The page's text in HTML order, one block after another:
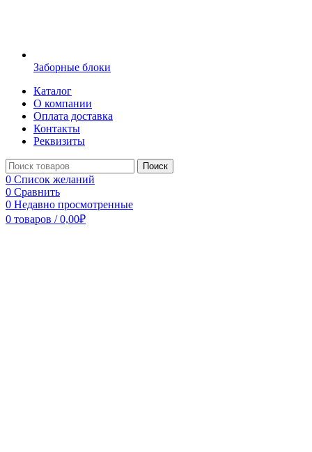
Заборные блоки
Каталог
О компании
Оплата доставка
Контакты
Реквизиты
Поиск
0 Список желаний
0 Сравнить
0 Недавно просмотренные
0 товаров / 0,00₽